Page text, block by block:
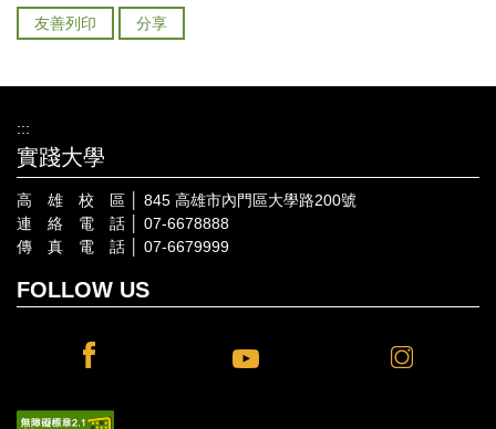
友善列印 分享
:::
實踐大學
高 雄 校 區 │ 845 高雄市內門區大學路200號
連 絡 電 話 │ 07-6678888
傳 真 電 話 │ 07-6679999
FOLLOW US